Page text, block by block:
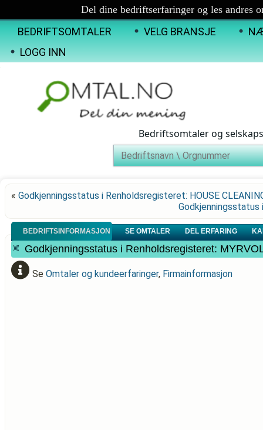
Del dine bedriftserfaringer og les andres
BEDRIFTSOMTALER VELG BRANSJE
LOGG INN
Bedriftsomtaler og
« Godkjenningsstatus i Renholdsregisteret: HOUSE
Godkjenningsstatus
BEDRIFTSINFORMASJON SE OMTALER DEL ERFARING
Godkjenningsstatus i Renholdsregisteret:
Se Omtaler og kundeerfaringer, Firmainformasjon